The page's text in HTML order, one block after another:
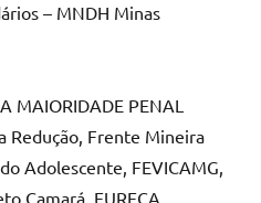
– MNDH Minas
MAIORIDADE PENAL
Redução, Frente Mineira
Adolescente, FEVICAMG,
Camará, EURECA,